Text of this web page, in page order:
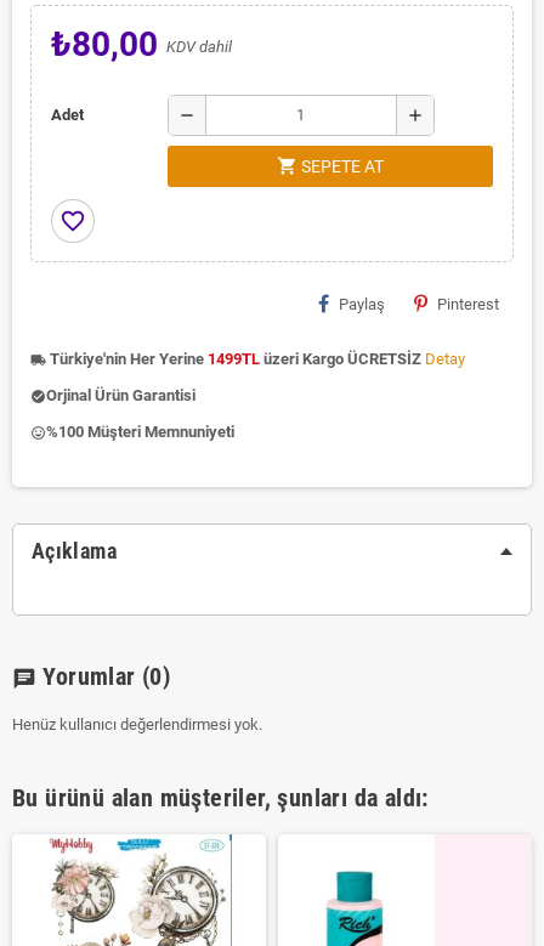
₺80,00 KDV dahil
Adet remove add
shopping_cart SEPETE AT
favorite_border
Paylaş Pinterest
local_shipping Türkiye'nin Her Yerine 1499TL üzeri Kargo ÜCRETSİZ Detay
check_circleOrjinal Ürün Garantisi
insert_emoticon%100 Müşteri Memnuniyeti
Açıklama
chat Yorumlar (0)
Henüz kullanıcı değerlendirmesi yok.
Bu ürünü alan müşteriler, şunları da aldı: